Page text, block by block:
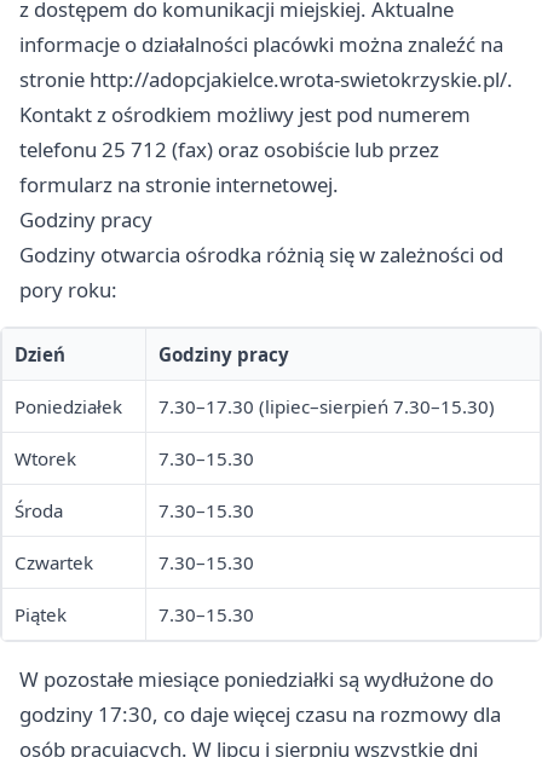
z dostępem do komunikacji miejskiej. Aktualne
informacje o działalności placówki można znaleźć na
stronie http://adopcjakielce.wrota-swietokrzyskie.pl/.
Kontakt z ośrodkiem możliwy jest pod numerem
telefonu 25 712 (fax) oraz osobiście lub przez
formularz na stronie internetowej.
Godziny pracy
Godziny otwarcia ośrodka różnią się w zależności od
pory roku:
Dzień Godziny pracy
Poniedziałek 7.30–17.30 (lipiec–sierpień 7.30–15.30)
Wtorek 7.30–15.30
Środa 7.30–15.30
Czwartek 7.30–15.30
Piątek 7.30–15.30
W pozostałe miesiące poniedziałki są wydłużone do
godziny 17:30, co daje więcej czasu na rozmowy dla
osób pracujących. W lipcu i sierpniu wszystkie dni